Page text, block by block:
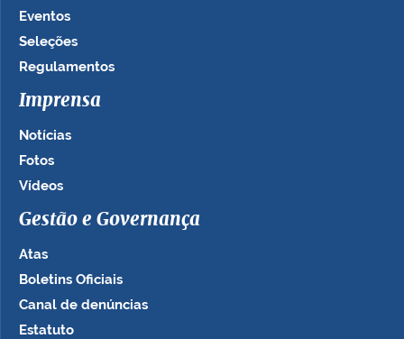
Eventos
Seleções
Regulamentos
Imprensa
Notícias
Fotos
Vídeos
Gestão e Governança
Atas
Boletins Oficiais
Canal de denúncias
Estatuto